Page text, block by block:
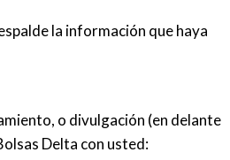
la información que haya
o divulgación (en delante
Delta con usted: